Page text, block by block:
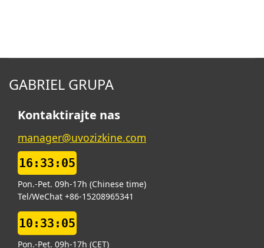
GABRIEL GRUPA
Kontaktirajte nas
manager@uvozizkine.com
16:33:07
Pon.-Pet. 09h-17h (Chinese time)
Tel/WeChat +86-15208965341
10:33:07
Pon.-Pet. 09h-17h (CET)